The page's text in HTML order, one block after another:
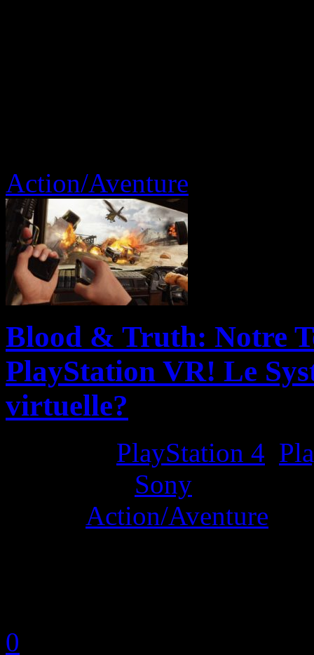
Action/Aventure
Blood & Truth: Notre
PlayStation VR! Le
virtuelle?
PlayStation 4
Sony
Action/Aventure
0